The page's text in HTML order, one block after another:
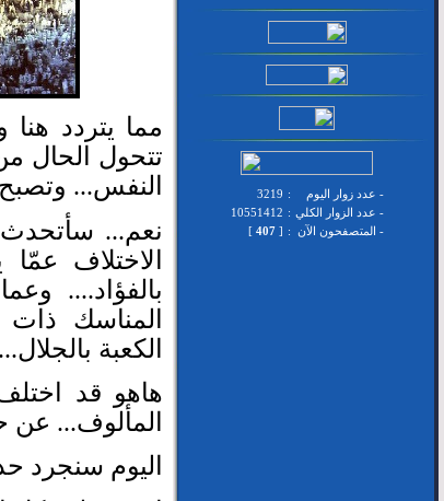
مما يتردد هنا
تتحول الحال
النفس...
نعم...
الاختلاف
بالفؤاد....
المناسك
الكعبة
هاهو قد
المألوف...
اليوم سنجرد
3219 : - عدد زوار اليوم
10551412 : - عدد الزوار الكلي
[
407
] : - المتصفحون الآن